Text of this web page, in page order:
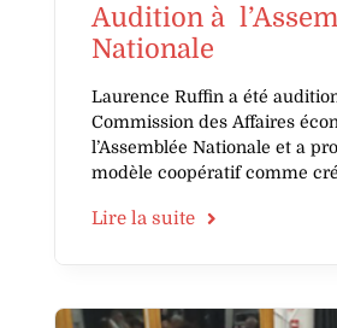
Audition à
Nationale
Laurence Ruffin a été
Commission des Affaires
l’Assemblée Nationale et a
modèle coopératif comme
Lire la suite